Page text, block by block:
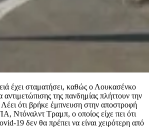
έχει σταματήσει, καθώς ο Λουκασένκο
της πανδημίας πλήττουν την
ότι βρήκε έμπνευση στην αποστροφή
Ντόναλντ Τραμπ, ο οποίος είχε πει ότι
19 δεν θα πρέπει να είναι χειρότερη από